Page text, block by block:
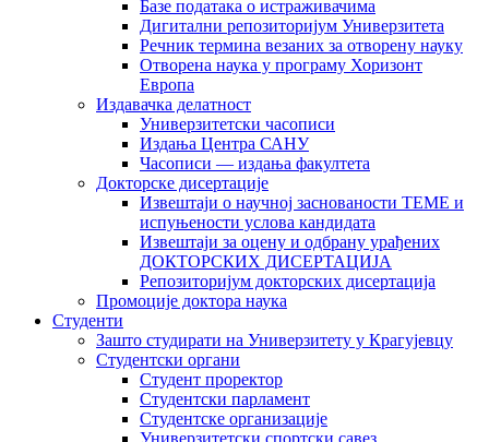
Базе података о истраживачима
Дигитални репозиторијум Универзитета
Рeчник термина везаних за отворену науку
Отворена наука у програму Хоризонт
Европа
Издавачка делатност
Универзитетски часописи
Издања Центра САНУ
Часописи — издања факултета
Докторске дисертације
Извештаји о научној заснованости ТЕМЕ и
испуњености услова кандидата
Извештаји за оцену и одбрану урађених
ДОКТОРСКИХ ДИСЕРТАЦИЈА
Репозиторијум докторских дисертација
Промоције доктора наука
Студенти
Зашто студирати на Универзитету у Крагујевцу
Студентски органи
Студент проректор
Студентски парламент
Студентске организације
Универзитетски спортски савез